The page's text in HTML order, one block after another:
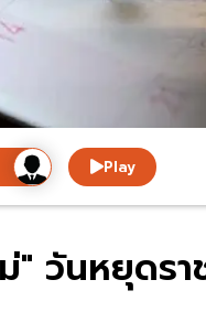
Play
" วันหยุดร